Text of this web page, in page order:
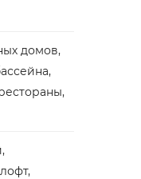
домов,